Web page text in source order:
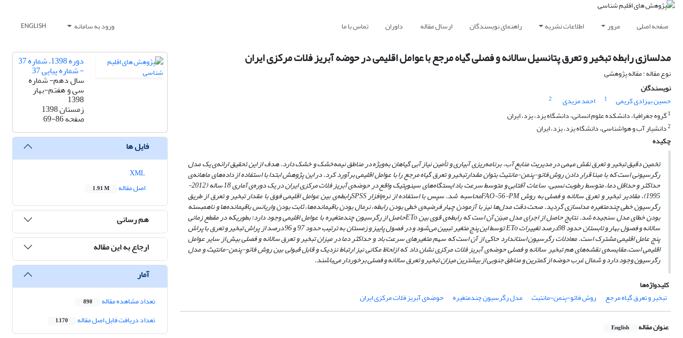
صفحه اصلی مرور اطلاعات نشریه راهنمای نویسندگان ارسال مقاله داوران تماس با ما ورود به سامانه ENGLISH
مدلسازی رابطه تبخیر و تعرق پتانسیل سالانه و فصلی گیاه مرجع با عوامل اقلیمی در حوضه آبریز فلات مرکزی ایران
نوع مقاله : مقاله پژوهشی
نویسندگان
حسین بهزادی کریمی
1 احمد مزیدی
2
1گروه جغرافیا، دانشکده علوم انسانی، دانشگاه یزد، یزد، ایران
2دانشیار آب و هواشناسی، دانشگاه یزد، یزد، ایران
چکیده
تخمین دقیق تبخیر و تعرق نقش مهمی در مدیریت منابع آب، برنامه‌ریزی آبیاری و تأمین نیاز آبی گیاهان به‌ویژه در مناطق نیمه‌خشک و خشک دارد. هدف از این تحقیق ارائه‌ی یک مدل
رگرسیونی است که با مبنا قرار دادن روش فائو-پنمن-مانتیث بتوان مقدارتبخیر و تعرق گیاه مرجعرا با عوامل اقلیمی برآورد کرد. در این پژوهش ابتدا با استفاده از داده‌های ماهانه‌ی
حداکثر و حداقل دما، متوسط رطوبت نسبی، ساعات آفتابی و متوسط سرعت باد ایستگاه‌های سینوپتیک واقع در حوضه‌ی آبریز فلات مرکزی ایران در یک دوره‌ی آماری 18 ساله (2012-
1995)، مقادیر تبخیر و تعرق سالانه و فصلی به روش FAO-56-PMمحاسبه شد. سپس با استفاده از نرم‌افزارSPSSرابطه‌ی بین عوامل اقلیمی فوق با مقدار تبخیر و تعرق از طریق
رگرسیون خطی چندمتغیره مدلسازی گردید. صحت دقت مدل‌ها نیز با آزمودن چهار فرضیه‌ی خطی بودن رابطه، نرمال بودن باقیمانده‌ها، ثابت بودن واریانس باقیمانده‌ها و ناهمبسته
بودن خطای مدل سنجیده شد. نتایج حاصل از اجرای مدل مبیّن آن است که رابطه‌ی قوی بینEToحاصل از رگرسیون چندمتغیره با عوامل اقلیمی وجود دارد؛ بطوریکه در مقطع زمانی
سالانه و فصول بهار و تابستان حدود 98درصد تغییرات EToتوسط این پنج متغیر تبیین می‌شود و در فصول پاییز و زمستان به ترتیب حدود 97 و 96 درصد از پراش تبخیر و تعرق با پراش
پنج عامل اقلیمی مشترک است. معادلات رگرسیون استاندارد حاکی از آن است که سهم متغیرهای سرعت باد و حداکثر دما در میزان تبخیر و تعرق سالانه و فصلی بیش از سایر عوامل
اقلیمی است.مقایسه‌ی نقشه‌های هم تبخیر سالانه و فصلی حوضه‌ی آبریز فلات مرکزی نشان داد که ازلحاظ مکانی نیز ارتباط نزدیک و قابل قبولی بین روش فائو-پنمن-مانتیث و مدل
رگرسیون وجود دارد و شمال غرب حوضه از کمترین و مناطق جنوبی از بیشترین میزان تبخیر و تعرق سالانه و فصلی برخوردار می‌باشند.
کلیدواژه‌ها
تبخیر و تعرق گیاه مرجع
روش فائو-پنمن-مانتیث مدل رگرسیون چندمتغیره حوضه‌ی آبریز فلات مرکزی ایران
عنوان مقاله English
دوره 1398، شماره 37
- شماره پیاپی 37
سال دهم- شماره
سی و هفتم-بهار
1398
زمستان 1398
صفحه69-86
فایل ها
اصل مقاله
1.91 M
هم رسانی
ارجاع به این مقاله
آمار
تعداد مشاهده مقاله 890
تعداد دریافت فایل اصل مقاله 1,170